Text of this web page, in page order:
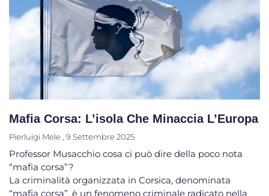
Mafia Corsa: L’isola Che Minaccia L’Europa
Pierluigi Mele 9 Settembre 2025
Professor Musacchio cosa ci può dire della poco nota
“mafia corsa”?
La criminalità organizzata in Corsica, denominata
“mafia corsa”, è un fenomeno criminale radicato nella